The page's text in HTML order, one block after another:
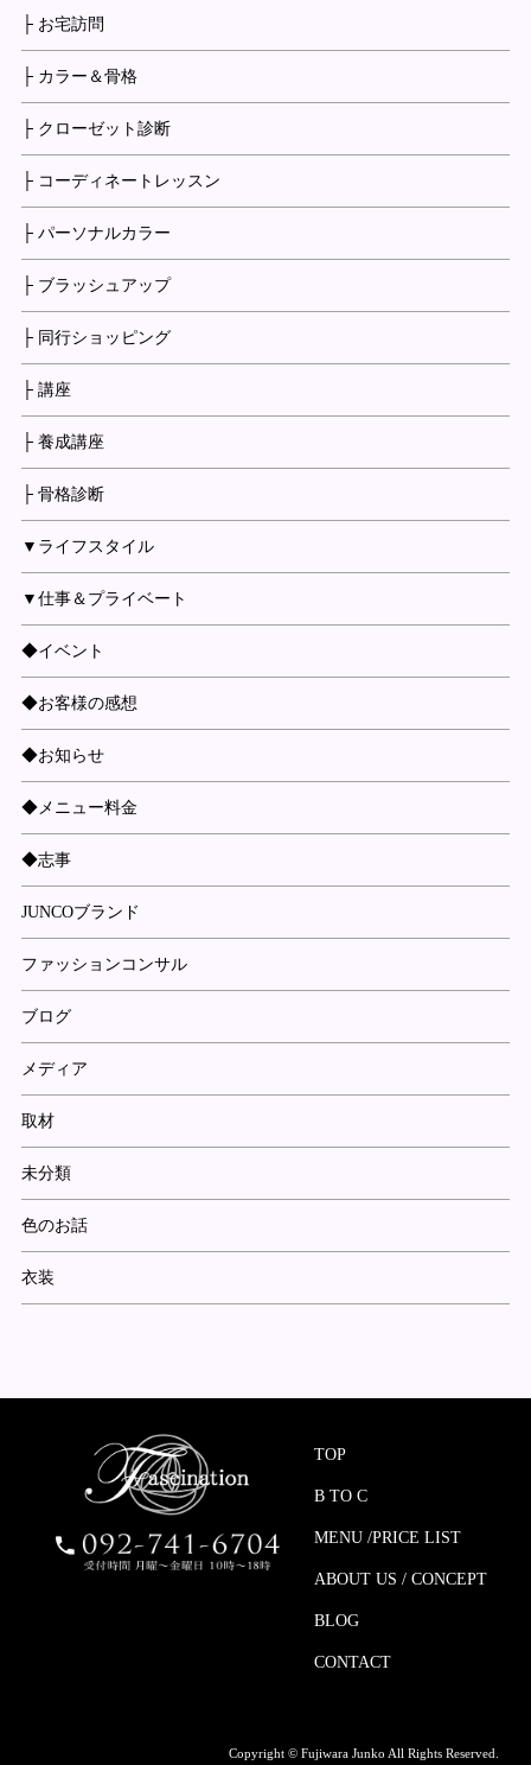
├ お宅訪問
├ カラー＆骨格
├ クローゼット診断
├ コーディネートレッスン
├ パーソナルカラー
├ ブラッシュアップ
├ 同行ショッピング
├ 講座
├ 養成講座
├ 骨格診断
▼ライフスタイル
▼仕事＆プライベート
◆イベント
◆お客様の感想
◆お知らせ
◆メニュー料金
◆志事
JUNCOブランド
ファッションコンサル
ブログ
メディア
取材
未分類
色のお話
衣装
TOP
B TO C
MENU /PRICE LIST
ABOUT US / CONCEPT
BLOG
CONTACT
Copyright © Fujiwara Junko All Rights Reserved.